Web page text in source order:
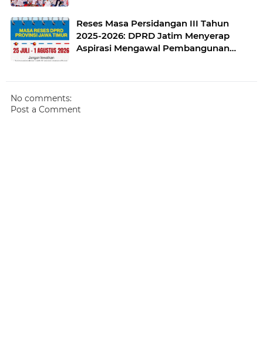
Reses Masa Persidangan III Tahun
2025-2026: DPRD Jatim Menyerap
Aspirasi Mengawal Pembangunan
No comments:
Post a Comment